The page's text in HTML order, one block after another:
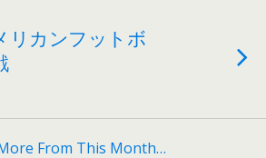
リカンフットボ
From This Month…